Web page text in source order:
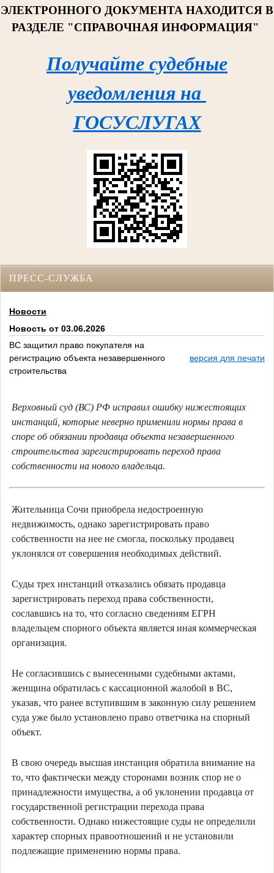
ЭЛЕКТРОННОГО ДОКУМЕНТА НАХОДИТСЯ В
РАЗДЕЛЕ "СПРАВОЧНАЯ ИНФОРМАЦИЯ"
Получайте судебные
уведомления на
ГОСУСЛУГАХ
ПРЕСС-СЛУЖБА
Новости
Новость от 03.06.2026
ВС защитил право покупателя на
регистрацию объекта незавершенного
строительства
версия для печати
Верховный суд (ВС) РФ исправил ошибку нижестоящих
инстанций, которые неверно применили нормы права в
споре об обязании продавца объекта незавершенного
строительства зарегистрировать переход права
собственности на нового владельца.
Жительница Сочи приобрела недостроенную
недвижимость, однако зарегистрировать право
собственности на нее не смогла, поскольку продавец
уклонялся от совершения необходимых действий.
Суды трех инстанций отказались обязать продавца
зарегистрировать переход права собственности,
сославшись на то, что согласно сведениям ЕГРН
владельцем спорного объекта является иная коммерческая
организация.
Не согласившись с вынесенными судебными актами,
женщина обратилась с кассационной жалобой в ВС,
указав, что ранее вступившим в законную силу решением
суда уже было установлено право ответчика на спорный
объект.
В свою очередь высшая инстанция обратила внимание на
то, что фактически между сторонами возник спор не о
принадлежности имущества, а об уклонении продавца от
государственной регистрации перехода права
собственности. Однако нижестоящие суды не определили
характер спорных правоотношений и не установили
подлежащие применению нормы права.